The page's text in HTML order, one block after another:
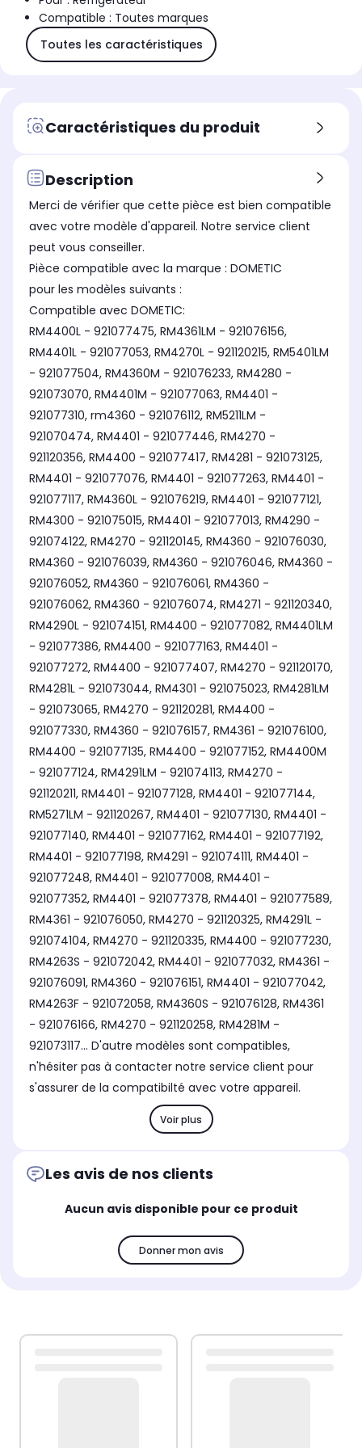
Compatible : Toutes marques
Toutes les caractéristiques
Caractéristiques du produit
Description
Merci de vérifier que cette pièce est bien compatible
avec votre modèle d'appareil. Notre service client
peut vous conseiller.
Pièce compatible avec la marque : DOMETIC
pour les modèles suivants :
Compatible avec DOMETIC:
RM4400L - 921077475, RM4361LM - 921076156,
RM4401L - 921077053, RM4270L - 921120215, RM5401LM
- 921077504, RM4360M - 921076233, RM4280 -
921073070, RM4401M - 921077063, RM4401 -
921077310, rm4360 - 921076112, RM5211LM -
921070474, RM4401 - 921077446, RM4270 -
921120356, RM4400 - 921077417, RM4281 - 921073125,
RM4401 - 921077076, RM4401 - 921077263, RM4401 -
921077117, RM4360L - 921076219, RM4401 - 921077121,
RM4300 - 921075015, RM4401 - 921077013, RM4290 -
921074122, RM4270 - 921120145, RM4360 - 921076030,
RM4360 - 921076039, RM4360 - 921076046, RM4360 -
921076052, RM4360 - 921076061, RM4360 -
921076062, RM4360 - 921076074, RM4271 - 921120340,
RM4290L - 921074151, RM4400 - 921077082, RM4401LM
- 921077386, RM4400 - 921077163, RM4401 -
921077272, RM4400 - 921077407, RM4270 - 921120170,
RM4281L - 921073044, RM4301 - 921075023, RM4281LM
- 921073065, RM4270 - 921120281, RM4400 -
921077330, RM4360 - 921076157, RM4361 - 921076100,
RM4400 - 921077135, RM4400 - 921077152, RM4400M
- 921077124, RM4291LM - 921074113, RM4270 -
921120211, RM4401 - 921077128, RM4401 - 921077144,
RM5271LM - 921120267, RM4401 - 921077130, RM4401 -
921077140, RM4401 - 921077162, RM4401 - 921077192,
RM4401 - 921077198, RM4291 - 921074111, RM4401 -
921077248, RM4401 - 921077008, RM4401 -
921077352, RM4401 - 921077378, RM4401 - 921077589,
RM4361 - 921076050, RM4270 - 921120325, RM4291L -
921074104, RM4270 - 921120335, RM4400 - 921077230,
RM4263S - 921072042, RM4401 - 921077032, RM4361 -
921076091, RM4360 - 921076151, RM4401 - 921077042,
RM4263F - 921072058, RM4360S - 921076128, RM4361
- 921076166, RM4270 - 921120258, RM4281M -
921073117... D'autre modèles sont compatibles,
n'hésiter pas à contacter notre service client pour
s'assurer de la compatibilté avec votre appareil.
Voir plus
Les avis de nos clients
Aucun avis disponible pour ce produit
Donner mon avis